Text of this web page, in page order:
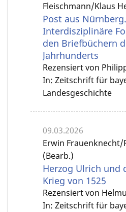
Fleischmann/Klaus
Post aus Nürnberg.
Interdisziplinäre
den Briefbüchern
Jahrhunderts
Rezensiert von
In: Zeitschrift für
Landesgeschichte
09.03.2026
Erwin
(Bearb.)
Herzog Ulrich und
Krieg von 1525
Rezensiert von
In: Zeitschrift für